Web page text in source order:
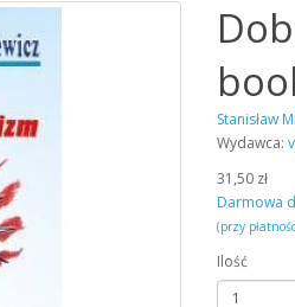
Stanisław
Wydawca:
31,50 zł
Darmowa
(przy
Ilość